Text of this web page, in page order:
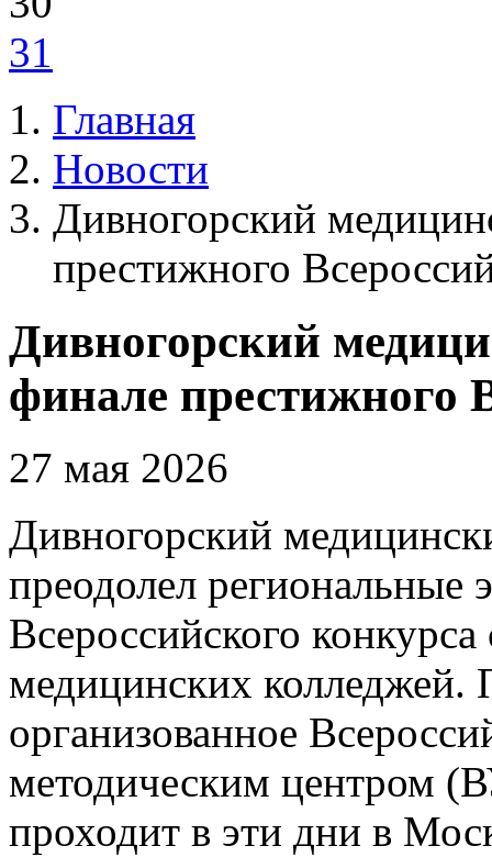
31
Главная
Новости
Дивногорский
престижного
Дивногорский
финале престижного
27 мая 2026
Дивногорский
преодолел
Всероссийского
медицинских колледжей.
организованное
методическим центром
проходит в эти дни в